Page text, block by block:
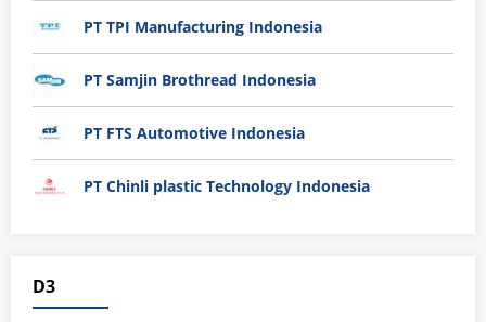
PT TPI Manufacturing Indonesia
PT Samjin Brothread Indonesia
PT FTS Automotive Indonesia
PT Chinli plastic Technology Indonesia
D3